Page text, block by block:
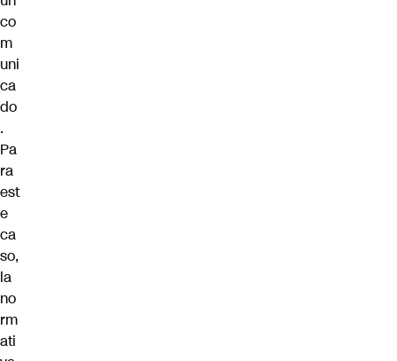
co
m
uni
ca
do
.
Pa
ra
est
e
ca
so,
la
no
rm
ati